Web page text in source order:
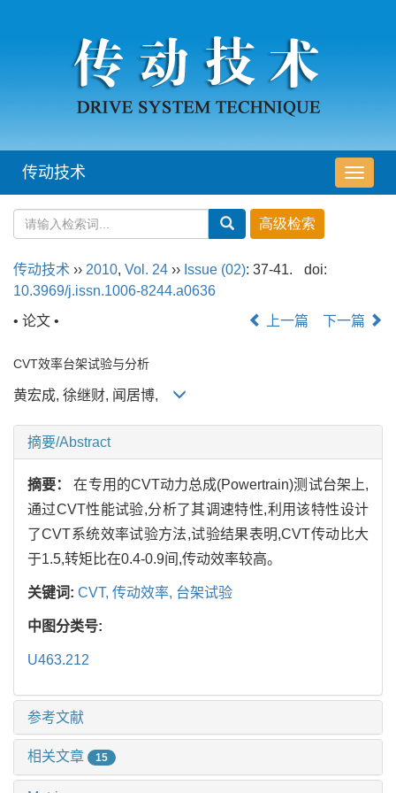
导
航
传动技术
传动技术 ›› 2010, Vol. 24 ›› Issue (02): 37-41.
doi:
10.3969/j.issn.1006-8244.a0636
• 论文 •
上一篇 下一篇
CVT效率台架试验与分析
黄宏成, 徐继财, 闻居博,
摘要/Abstract
摘要：在专用的CVT动力总成(Powertrain)测试台架上,
通过CVT性能试验,分析了其调速特性,利用该特性设计
了CVT系统效率试验方法,试验结果表明,CVT传动比大
于1.5,转矩比在0.4-0.9间,传动效率较高。
关键词: CVT, 传动效率, 台架试验
中图分类号:
U463.212
参考文献
相关文章 15